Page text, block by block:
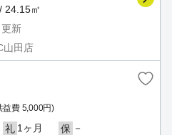
24.15㎡
更新
山田店
益費 5,000円)
礼 1ヶ月 保 －